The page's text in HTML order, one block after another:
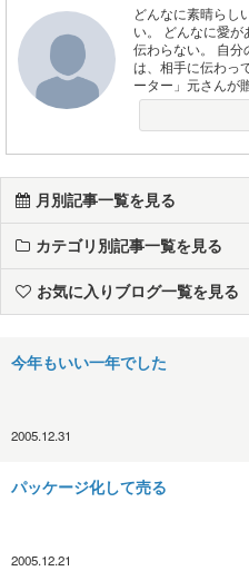
どんなに素晴らし
い。 どんなに愛
伝わらない。 自
は、相手に伝わっ
ーター」元さんが
月別記事一覧を見る
カテゴリ別記事一覧を見る
お気に入りブログ一覧を見る
今年もいい一年でした
2005.12.31
パッケージ化して売る
2005.12.21